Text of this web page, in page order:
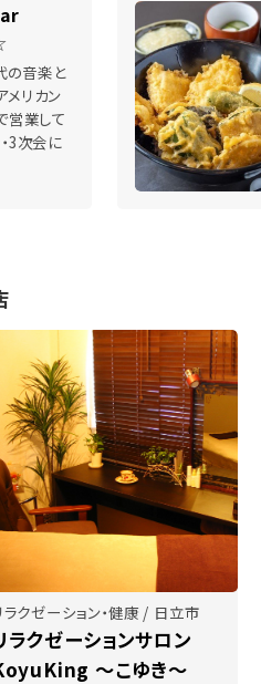
の音楽と
リカン
営業して
3次会に
ラクゼーション・健康 / 日立市
ラクゼーションサロン
～こゆき～